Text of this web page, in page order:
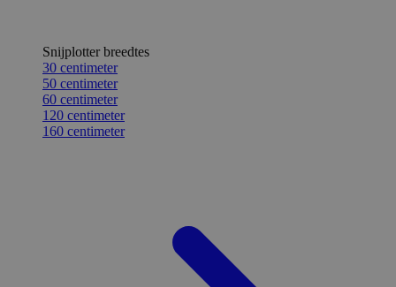
Snijplotter breedtes
30 centimeter
50 centimeter
60 centimeter
120 centimeter
160 centimeter